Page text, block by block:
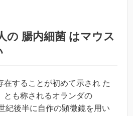
の 腸内細菌 はマウス
在することが初めて示され た
とも称されるオランダの
紀後半に自作の顕微鏡を用い